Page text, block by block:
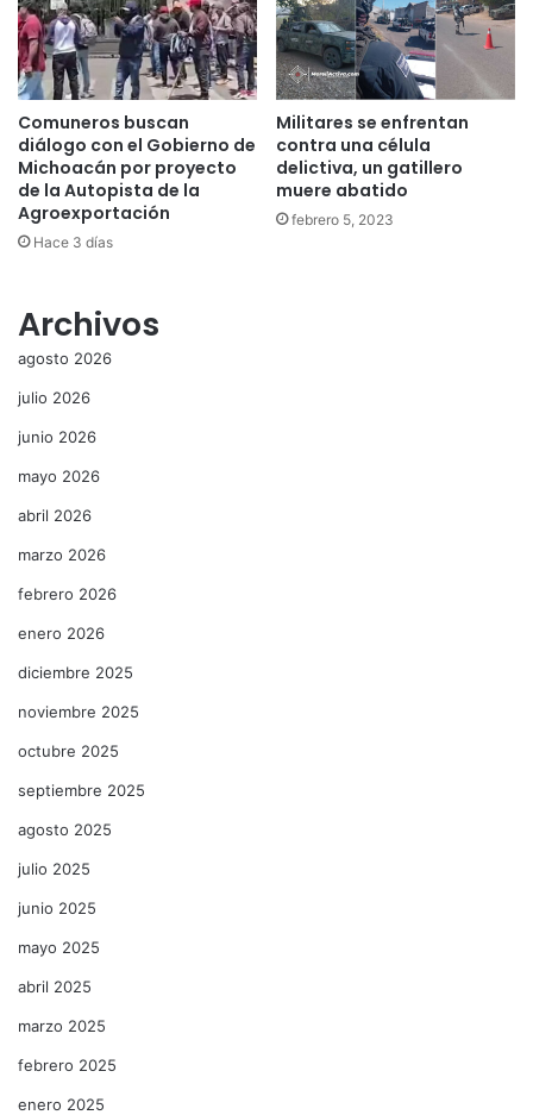
Comuneros buscan
diálogo con el Gobierno de
Michoacán por proyecto
de la Autopista de la
Agroexportación
Hace 3 días
Militares se enfrentan
contra una célula
delictiva, un gatillero
muere abatido
febrero 5, 2023
Archivos
agosto 2026
julio 2026
junio 2026
mayo 2026
abril 2026
marzo 2026
febrero 2026
enero 2026
diciembre 2025
noviembre 2025
octubre 2025
septiembre 2025
agosto 2025
julio 2025
junio 2025
mayo 2025
abril 2025
marzo 2025
febrero 2025
enero 2025